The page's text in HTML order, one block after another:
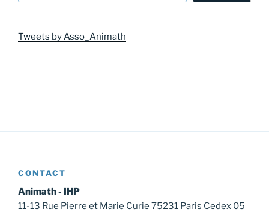
Tweets by Asso_Animath
CONTACT
Animath - IHP
11-13 Rue Pierre et Marie Curie 75231 Paris Cedex 05